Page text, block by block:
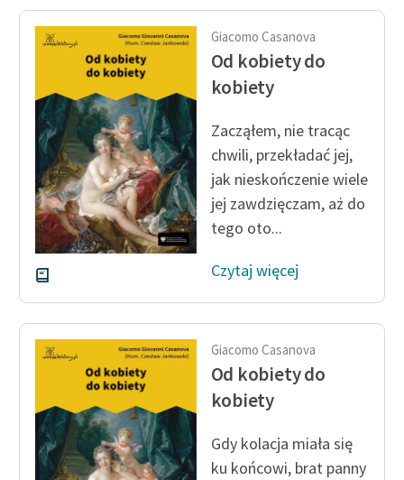
Feministyczne inspiracje.
Popularyzacja
skandynawskiej literatury
feministycznej
Ręce pełne poezji
Kolekcje edukacyjne
twórców przechodzących
do domeny publicznej,
lektur szkolnych oraz
Starego Testamentu
Odkurzamy bohaterów
Szkoła Poezji Wolnych
Lektur
Kontakt
O projekcie
Giacomo Casanova
Od kobiety do
kobiety
Zacząłem, nie tracąc
chwili, przekładać jej,
jak nieskończenie wiele
jej zawdzięczam, aż do
tego oto...
Czytaj więcej
Giacomo Casanova
Od kobiety do
kobiety
Gdy kolacja miała się
ku końcowi, brat panny